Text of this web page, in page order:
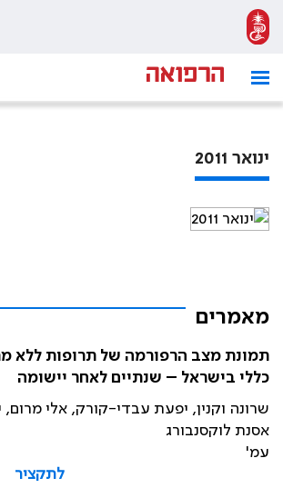
ינואר 2011
מאמרים
תמונת מצב הרפורמה של תרופות ללא
כללי בישראל – שנתיים לאחר יישומה
שרונה וקנין, יפעת עבדי-קורק, אלי
אסנת לוקסנבורג
עמ'
לתקציר